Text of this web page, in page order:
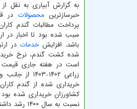
خبرسازترین محصولات در
پرداخت مطالبات گندم
سبب شده بود تا اخبار در
باشد. افزایش خدمات در
شده کشت گندم، نرخ خرید
زراعی